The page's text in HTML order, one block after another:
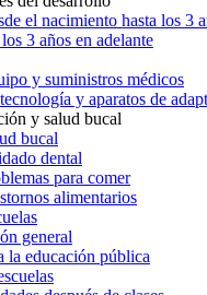
el nacimiento hasta los 3
3 años en adelante
y suministros médicos
y aparatos de
y salud bucal
bucal
dental
para comer
alimentarios
general
la educación pública